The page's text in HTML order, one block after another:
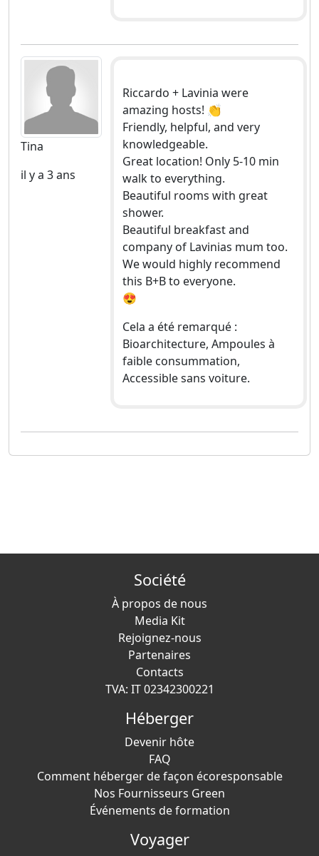
Tina
il y a 3 ans
Riccardo + Lavinia were
amazing hosts! 👏
Friendly, helpful, and very
knowledgeable.
Great location! Only 5-10 min
walk to everything.
Beautiful rooms with great
shower.
Beautiful breakfast and
company of Lavinias mum too.
We would highly recommend
this B+B to everyone.
😍
Cela a été remarqué :
Bioarchitecture, Ampoules à
faible consummation,
Accessible sans voiture.
Société
À propos de nous
Media Kit
Rejoignez-nous
Partenaires
Contacts
TVA: IT 02342300221
Héberger
Devenir hôte
FAQ
Comment héberger de façon écoresponsable
Nos Fournisseurs Green
Événements de formation
Voyager